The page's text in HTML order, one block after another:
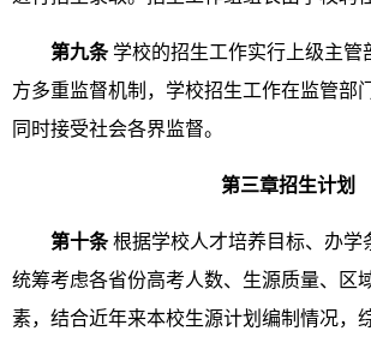
第九条学校的招生工作实行上级主管
方多重监督机制，学校招生工作在监管部
同时接受社会各界监督。
第三章招生计划
第十条根据学校人才培养目标、办学
统筹考虑各省份高考人数、生源质量、区
素，结合近年来本校生源计划编制情况，